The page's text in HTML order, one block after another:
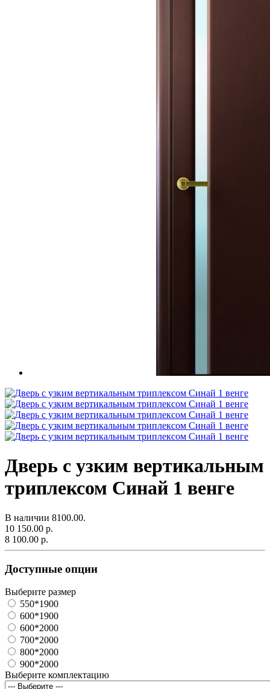
Дверь с узким вертикальным
триплексом Синай 1 венге
В наличии 8100.00.
10 150.00 р.
8 100.00 р.
Доступные опции
Выберите размер
550*1900
600*1900
600*2000
700*2000
800*2000
900*2000
Выберите комплектацию